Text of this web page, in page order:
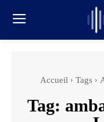
Accueil Tags
Tag: